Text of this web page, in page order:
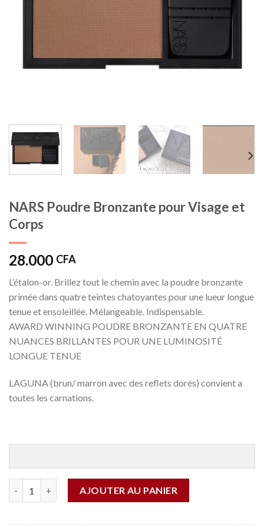
NARS Poudre Bronzante pour Visage et
Corps
28.000 CFA
L’étalon-or. Brillez tout le chemin avec la poudre bronzante
primée dans quatre teintes chatoyantes pour une lueur longue
tenue et ensoleillée. Mélangeable. Indispensable.
AWARD WINNING POUDRE BRONZANTE EN QUATRE
NUANCES BRILLANTES POUR UNE LUMINOSITÉ
LONGUE TENUE
LAGUNA (brun/ marron avec des reflets dorés) convient a
toutes les carnations.
AJOUTER AU PANIER